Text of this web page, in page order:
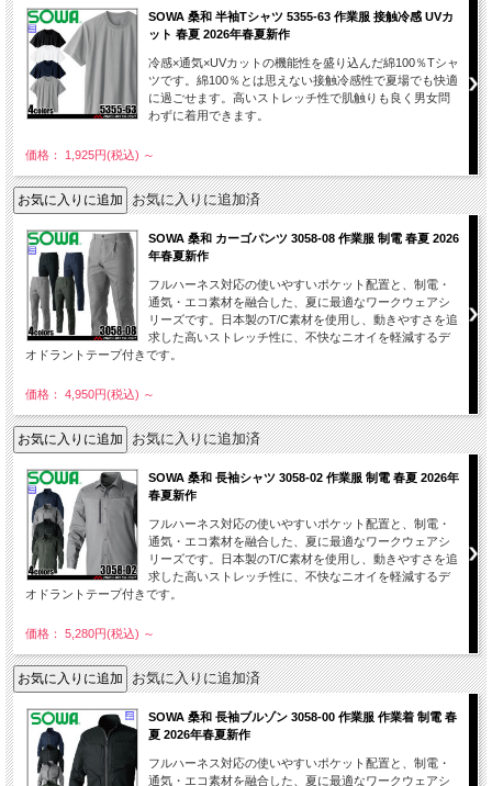
SOWA 桑和 半袖Tシャツ 5355-63 作業服 接触冷感 UVカ
ット 春夏 2026年春夏新作
冷感×通気×UVカットの機能性を盛り込んだ綿100％Tシャ
ツです。綿100％とは思えない接触冷感性で夏場でも快適
に過ごせます。高いストレッチ性で肌触りも良く男女問
わずに着用できます。
価格： 1,925円(税込) ～
お気に入りに追加済
SOWA 桑和 カーゴパンツ 3058-08 作業服 制電 春夏 2026
年春夏新作
フルハーネス対応の使いやすいポケット配置と、制電・
通気・エコ素材を融合した、夏に最適なワークウェアシ
リーズです。日本製のT/C素材を使用し、動きやすさを追
求した高いストレッチ性に、不快なニオイを軽減するデ
オドラントテープ付きです。
価格： 4,950円(税込) ～
お気に入りに追加済
SOWA 桑和 長袖シャツ 3058-02 作業服 制電 春夏 2026年
春夏新作
フルハーネス対応の使いやすいポケット配置と、制電・
通気・エコ素材を融合した、夏に最適なワークウェアシ
リーズです。日本製のT/C素材を使用し、動きやすさを追
求した高いストレッチ性に、不快なニオイを軽減するデ
オドラントテープ付きです。
価格： 5,280円(税込) ～
お気に入りに追加済
SOWA 桑和 長袖ブルゾン 3058-00 作業服 作業着 制電 春
夏 2026年春夏新作
フルハーネス対応の使いやすいポケット配置と、制電・
通気・エコ素材を融合した、夏に最適なワークウェアシ